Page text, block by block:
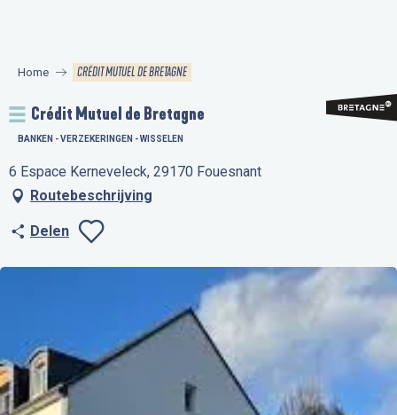
principal
Home CRÉDIT MUTUEL DE BRETAGNE
Crédit Mutuel de Bretagne
BANKEN - VERZEKERINGEN - WISSELEN
6 Espace Kerneveleck, 29170 Fouesnant
Routebeschrijving
Delen
Ajouter aux